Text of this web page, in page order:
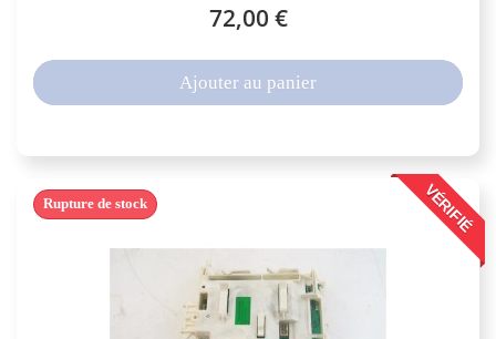
72,00 €
Ajouter au panier
VÉRIFIÉ
Rupture de stock